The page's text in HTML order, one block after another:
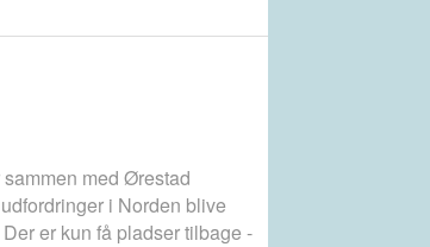
med Ørestad
i Norden blive
er kun få pladser tilbage -